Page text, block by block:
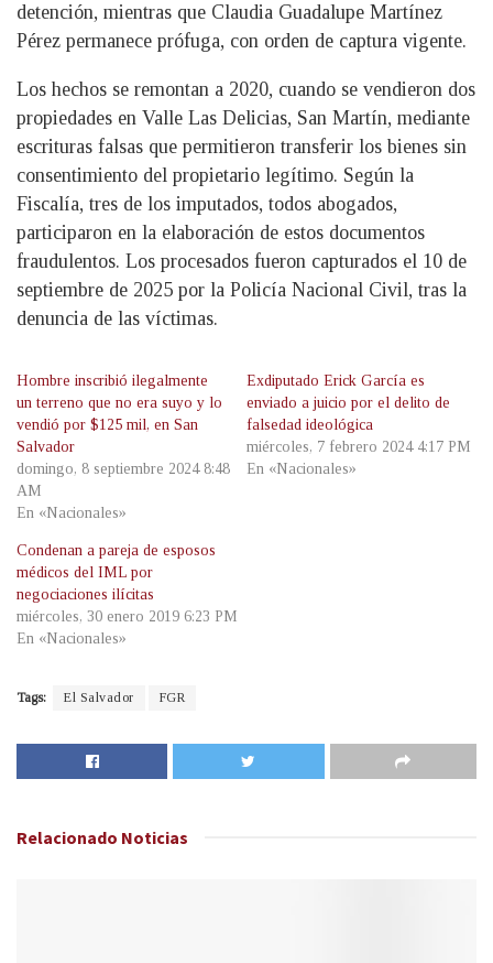
detención, mientras que Claudia Guadalupe Martínez
Pérez permanece prófuga, con orden de captura vigente.
Los hechos se remontan a 2020, cuando se vendieron dos
propiedades en Valle Las Delicias, San Martín, mediante
escrituras falsas que permitieron transferir los bienes sin
consentimiento del propietario legítimo. Según la
Fiscalía, tres de los imputados, todos abogados,
participaron en la elaboración de estos documentos
fraudulentos. Los procesados fueron capturados el 10 de
septiembre de 2025 por la Policía Nacional Civil, tras la
denuncia de las víctimas.
Hombre inscribió ilegalmente
un terreno que no era suyo y lo
vendió por $125 mil, en San
Salvador
domingo, 8 septiembre 2024 8:48
AM
En «Nacionales»
Exdiputado Erick García es
enviado a juicio por el delito de
falsedad ideológica
miércoles, 7 febrero 2024 4:17 PM
En «Nacionales»
Condenan a pareja de esposos
médicos del IML por
negociaciones ilícitas
miércoles, 30 enero 2019 6:23 PM
En «Nacionales»
Tags: El Salvador FGR
Relacionado Noticias